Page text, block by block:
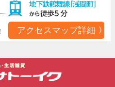
アクセスマップ詳細